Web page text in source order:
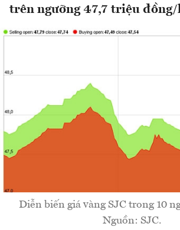
trên ngưỡng 47,7 triệu
Diễn biến giá vàng SJC trong 10
Nguồn: SJC.